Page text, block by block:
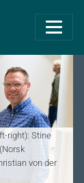
Cluster |
right): Stine
von der